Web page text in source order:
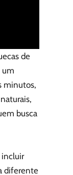
de
um
minutos,
busca
incluir
diferente